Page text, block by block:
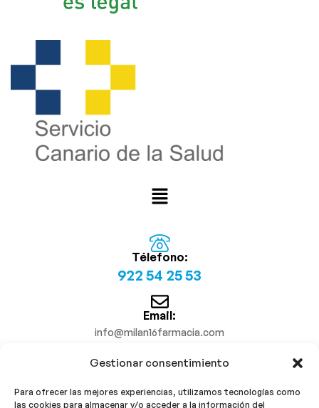
Gestionar consentimiento
Para ofrecer las mejores experiencias, utilizamos tecnologías como
las cookies para almacenar y/o acceder a la información del
Télefono:
922 54 25 53
Email:
info@milan16farmacia.com
¡Síguenos!